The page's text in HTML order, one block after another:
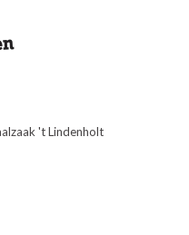
't Lindenholt